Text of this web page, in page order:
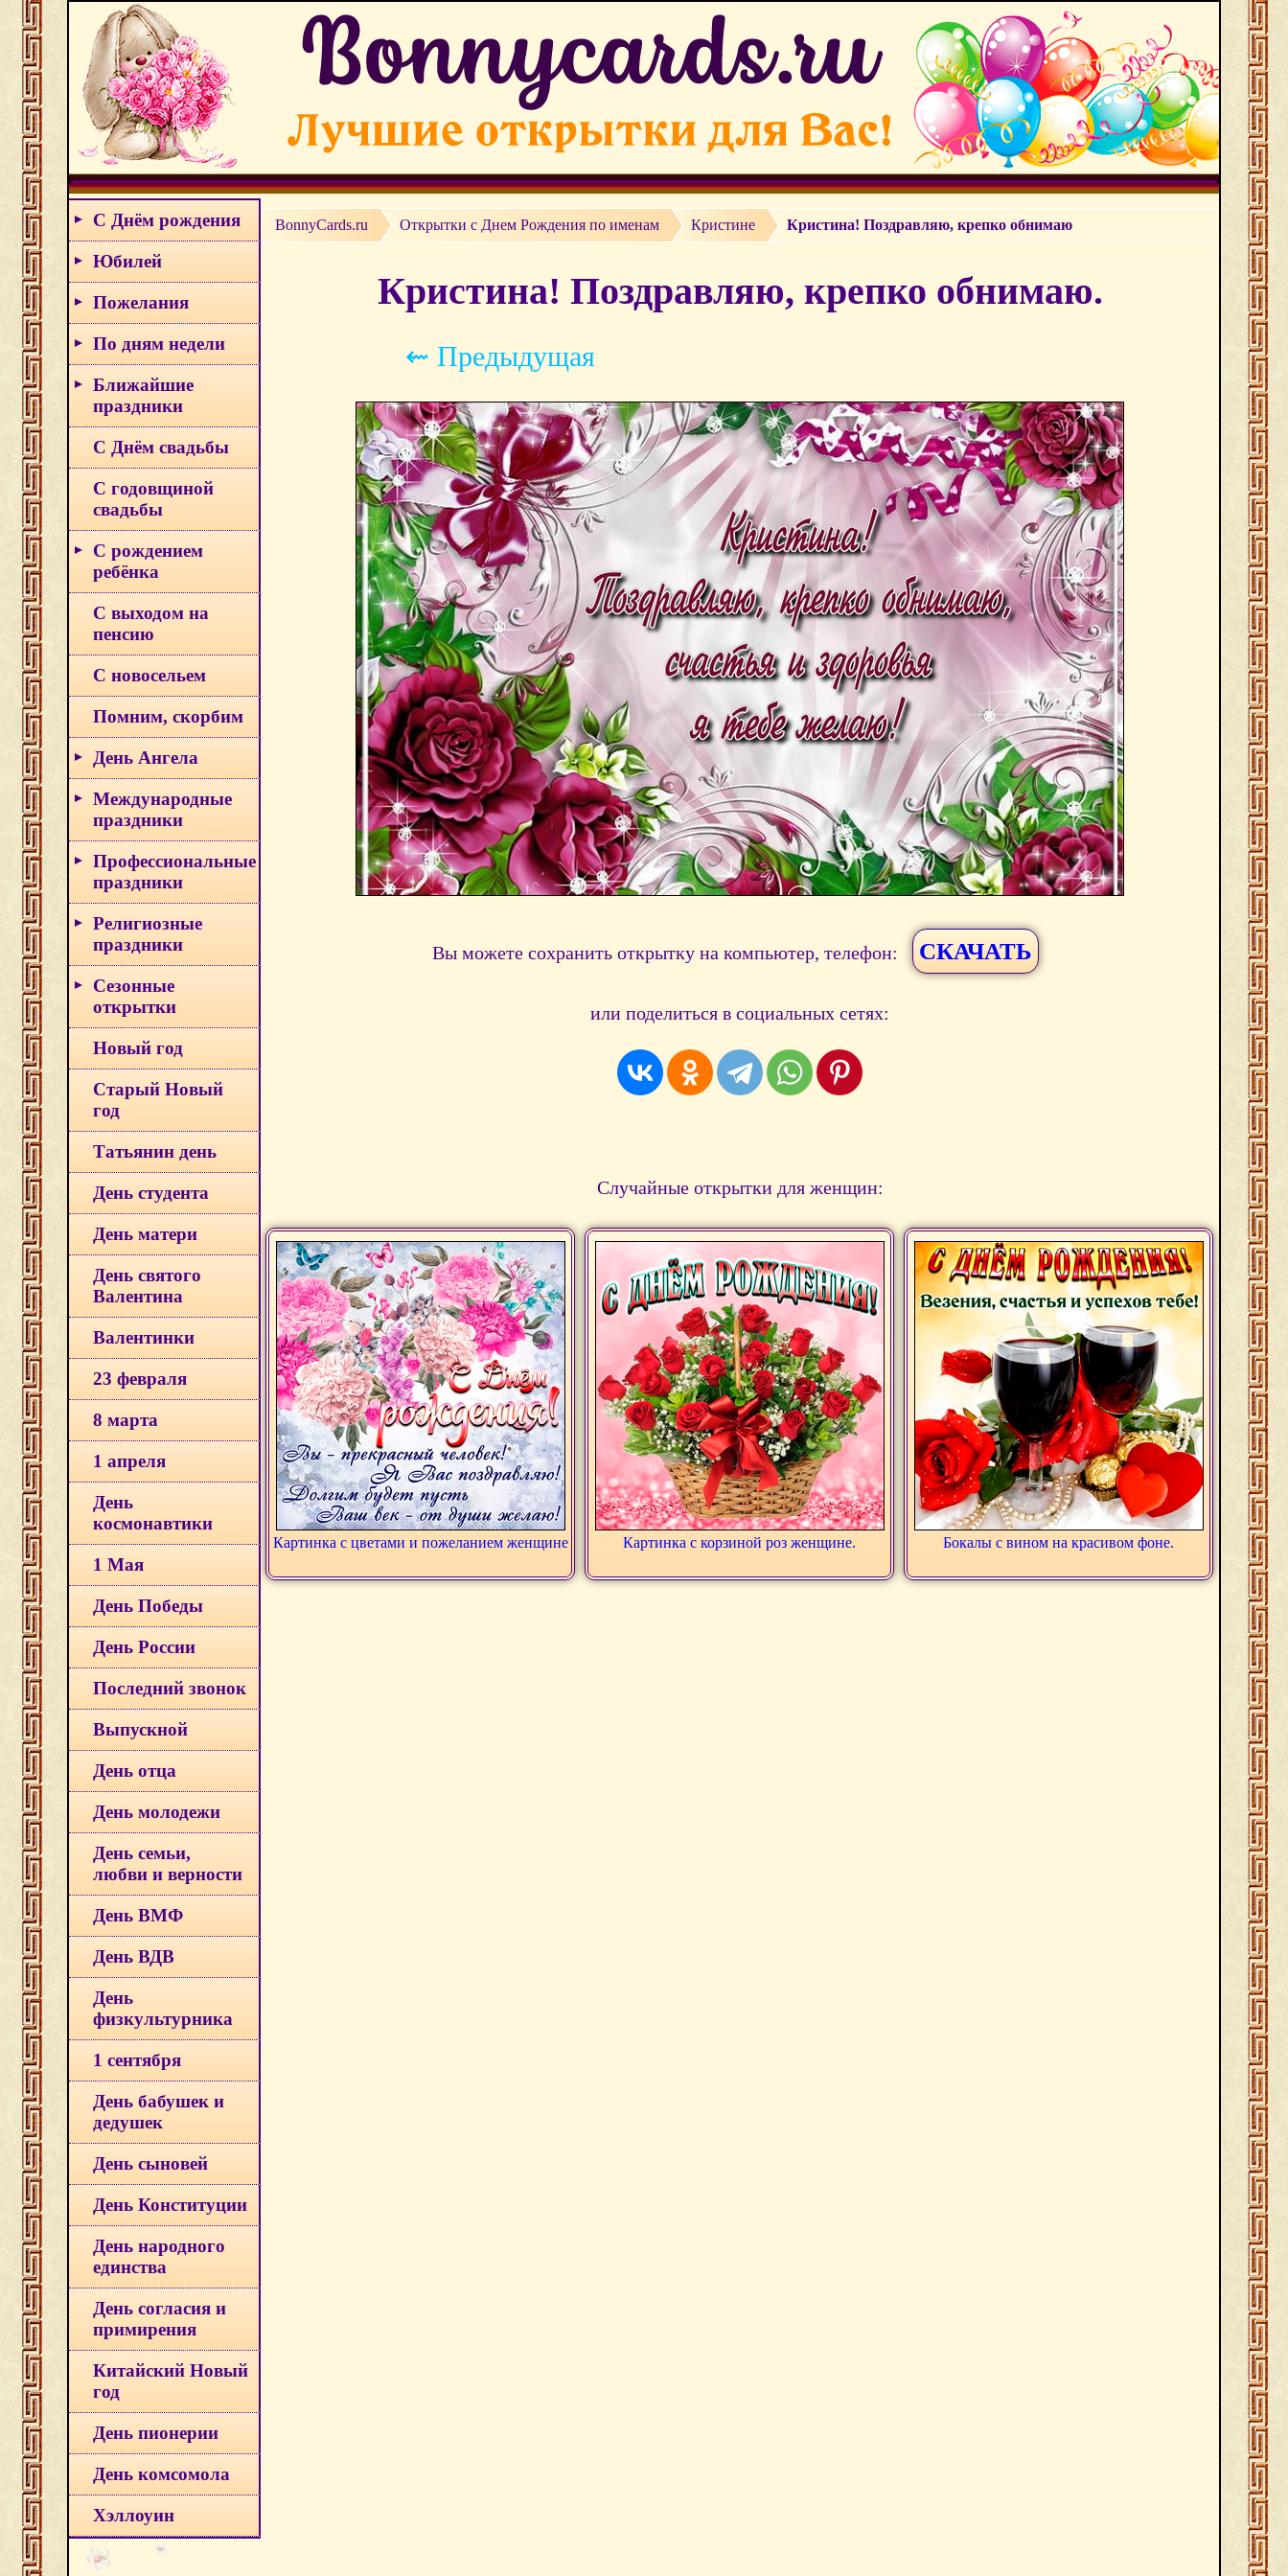
С Днём рождения
Юбилей
Пожелания
По дням недели
Ближайшие
праздники
С Днём свадьбы
С годовщиной
свадьбы
С рождением
ребёнка
С выходом на
пенсию
С новосельем
Помним, скорбим
День Ангела
Международные
праздники
Профессиональные
праздники
Религиозные
праздники
Сезонные
открытки
Новый год
Старый Новый
год
Татьянин день
День студента
День матери
День святого
Валентина
Валентинки
23 февраля
8 марта
1 апреля
День
космонавтики
1 Мая
День Победы
День России
Последний звонок
Выпускной
День отца
День молодежи
День семьи,
любви и верности
День ВМФ
День ВДВ
День
физкультурника
1 сентября
День бабушек и
дедушек
День сыновей
День Конституции
День народного
единства
День согласия и
примирения
Китайский Новый
год
День пионерии
День комсомола
Хэллоуин
BonnyCards.ru Открытки c Днем Рождения по именам Кристине Кристина! Поздравляю, крепко обнимаю
Кристина! Поздравляю, крепко обнимаю.
⇜ Предыдущая
Вы можете сохранить открытку на компьютер, телефон: СКАЧАТЬ
или поделиться в социальных сетях:
Случайные открытки для женщин:
Картинка с цветами и пожеланием женщине Картинка с корзиной роз женщине. Бокалы с вином на красивом фоне.